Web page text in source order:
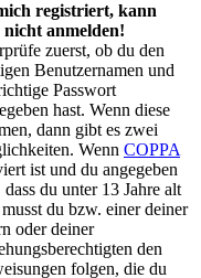
registriert, kann
anmelden!
zuerst, ob du den
Benutzernamen und
Passwort
hast. Wenn diese
dann gibt es zwei
Wenn COPPA
ist und du angegeben
dass du unter 13 Jahre alt
du bzw. einer deiner
oder deiner
den
folgen, die du